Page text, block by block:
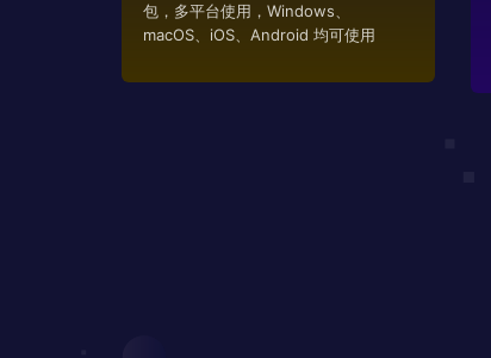
包，多平台使用，Windows、
macOS、iOS、Android 均可使用